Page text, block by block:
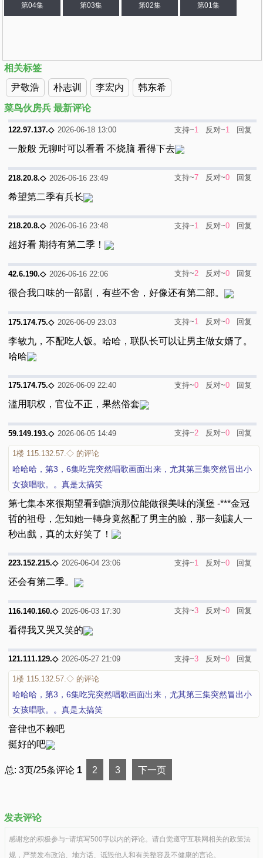
第04集 第03集 第02集 第01集
相关标签
尹敬浩
朴志训 李宏内 韩东希
菜鸟伙房兵 最新评论
122.97.137.◇ 2026-06-18 13:00 支持~1 反对~1 回复
一般般 无聊时可以看看 不烧脑 看得下去
218.20.8.◇ 2026-06-16 23:49 支持~7 反对~0 回复
希望第二季有兵长
218.20.8.◇ 2026-06-16 23:48 支持~1 反对~0 回复
超好看 期待有第二季！
42.6.190.◇ 2026-06-16 22:06 支持~2 反对~0 回复
很合我口味的一部剧，有些不舍，好像还有第二部。
175.174.75.◇ 2026-06-09 23:03 支持~1 反对~0 回复
李敏九，不配吃人饭。哈哈，联队长可以让男主做女婿了。
哈哈
175.174.75.◇ 2026-06-09 22:40 支持~0 反对~0 回复
滥用职权，官位不正，果然俗套
59.149.193.◇ 2026-06-05 14:49 支持~2 反对~0 回复
1楼 115.132.57.◇ 的评论
哈哈哈，第3，6集吃完突然唱歌画面出来，尤其第三集突然冒出小
女孩唱歌。。真是太搞笑
第七集本來很期望看到誰演那位能做很美味的漢堡 -***金冠
哲的祖母，怎知她一轉身竟然配了男主的臉，那一刻讓人一
秒出戲，真的太好笑了！
223.152.215.◇ 2026-06-04 23:06 支持~1 反对~0 回复
还会有第二季。
116.140.160.◇ 2026-06-03 17:30 支持~3 反对~0 回复
看得我又哭又笑的
121.111.129.◇ 2026-05-27 21:09 支持~3 反对~0 回复
1楼 115.132.57.◇ 的评论
哈哈哈，第3，6集吃完突然唱歌画面出来，尤其第三集突然冒出小
女孩唱歌。。真是太搞笑
音律也不赖吧
挺好的吧
总: 3页/25条评论 1 2 3 下一页
发表评论
感谢您的积极参与~请填写500字以内的评论。请自觉遵守互联网相关的政策法
规，严禁发布政治、地方话、诋毁他人和有关整容及不健康的言论。